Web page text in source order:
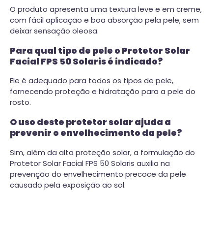
O produto apresenta uma textura leve e em creme,
com fácil aplicação e boa absorção pela pele, sem
deixar sensação oleosa.
Para qual tipo de pele o Protetor Solar
Facial FPS 50 Solaris é indicado?
Ele é adequado para todos os tipos de pele,
fornecendo proteção e hidratação para a pele do
rosto.
O uso deste protetor solar ajuda a
prevenir o envelhecimento da pele?
Sim, além da alta proteção solar, a formulação do
Protetor Solar Facial FPS 50 Solaris auxilia na
prevenção do envelhecimento precoce da pele
causado pela exposição ao sol.